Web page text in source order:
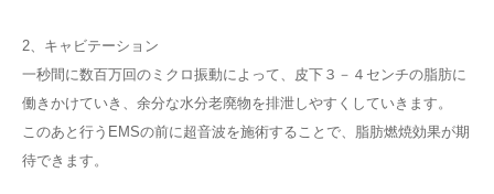
2、キャビテーション
一秒間に数百万回のミクロ振動によって、皮下３－４センチの脂肪に
働きかけていき、余分な水分老廃物を排泄しやすくしていきます。
このあと行うEMSの前に超音波を施術することで、脂肪燃焼効果が期
待できます。